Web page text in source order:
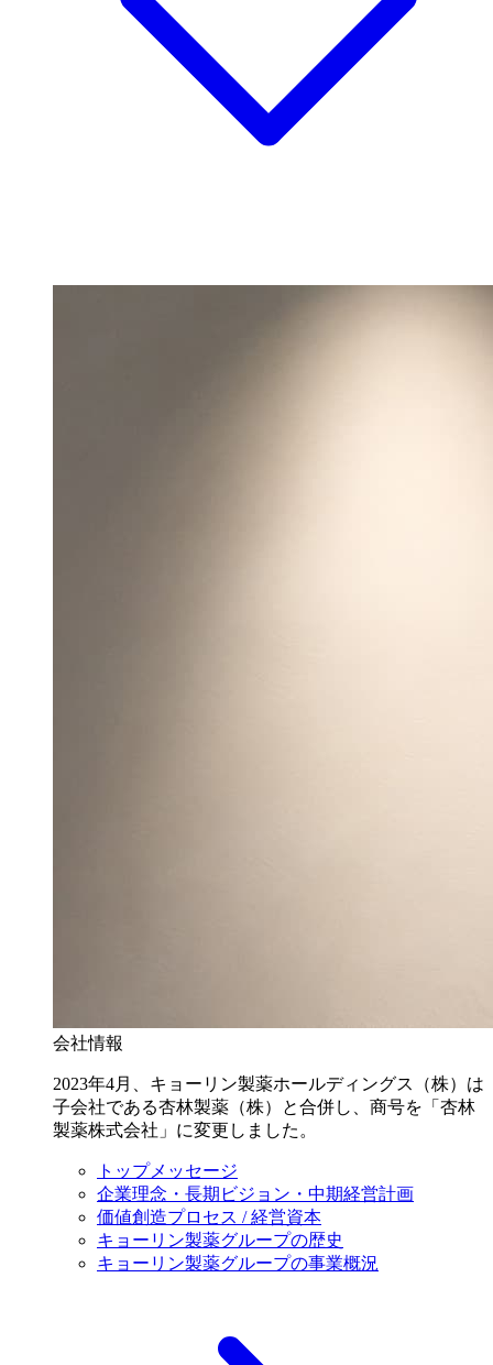
会社情報
2023年4月、キョーリン製薬ホールディングス（株）は
子会社である杏林製薬（株）と合併し、商号を「杏林
製薬株式会社」に変更しました。
トップメッセージ
企業理念・長期ビジョン・中期経営計画
価値創造プロセス / 経営資本
キョーリン製薬グループの歴史
キョーリン製薬グループの事業概況